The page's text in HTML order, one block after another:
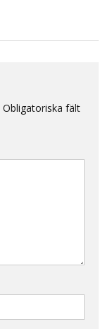
Obligatoriska fält